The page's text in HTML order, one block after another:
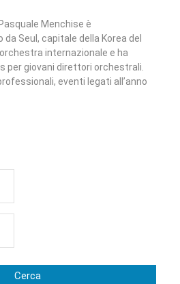
Menchise è
Seul, capitale della Korea del
internazionale e ha
per giovani direttori orchestrali.
eventi legati all’anno
Cerca